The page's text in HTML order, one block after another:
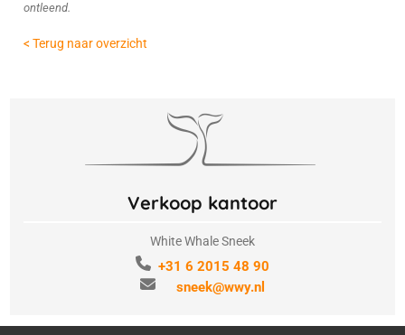
ontleend.
< Terug naar overzicht
Verkoop kantoor
White Whale Sneek
+31 6 2015 48 90
sneek@wwy.nl